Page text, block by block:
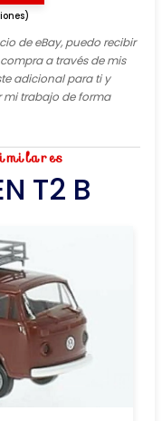
de eBay, puedo recibir
a través de mis
adicional para ti y
trabajo de forma
T2 B